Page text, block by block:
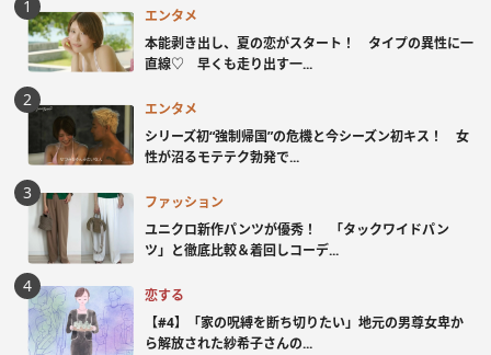
エンタメ
本能剥き出し、夏の恋がスタート！ タイプの異性に一
直線♡ 早くも走り出す一...
エンタメ
シリーズ初“強制帰国”の危機と今シーズン初キス！ 女
性が沼るモテテク勃発で...
ファッション
ユニクロ新作パンツが優秀！ 「タックワイドパン
ツ」と徹底比較＆着回しコーデ...
恋する
【#4】「家の呪縛を断ち切りたい」地元の男尊女卑か
ら解放された紗希子さんの...